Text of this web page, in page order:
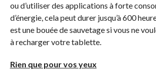
ou d’utiliser des applications à forte
d’énergie, cela peut durer jusqu’à 600
est une bouée de sauvetage si vous ne
à recharger votre tablette.
Rien que pour vos yeux